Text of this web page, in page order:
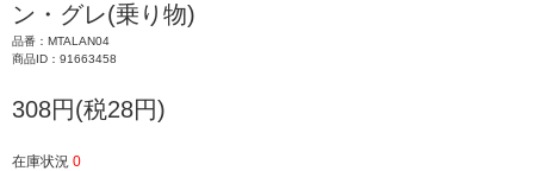
ン・グレ(乗り物)
品番：MTALAN04
商品ID：91663458
308円(税28円)
在庫状況 0